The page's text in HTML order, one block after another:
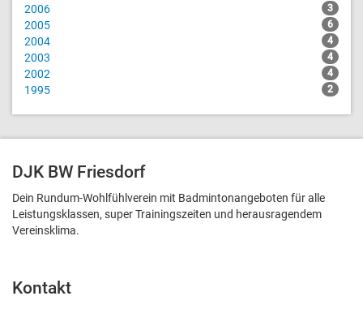
2006 3
2005 6
2004 4
2003 4
2002 4
1995 2
DJK BW Friesdorf
Dein Rundum-Wohlfühlverein mit Badmintonangeboten für alle
Leistungsklassen, super Trainingszeiten und heraus­ragendem
Vereinsklima.
Kontakt